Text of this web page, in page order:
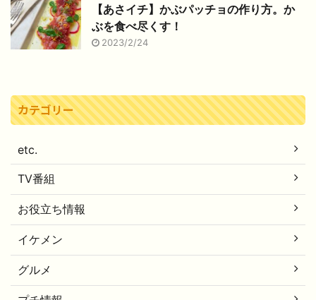
【あさイチ】かぶパッチョの作り方。か
ぶを食べ尽くす！
2023/2/24
カテゴリー
etc.
TV番組
お役立ち情報
イケメン
グルメ